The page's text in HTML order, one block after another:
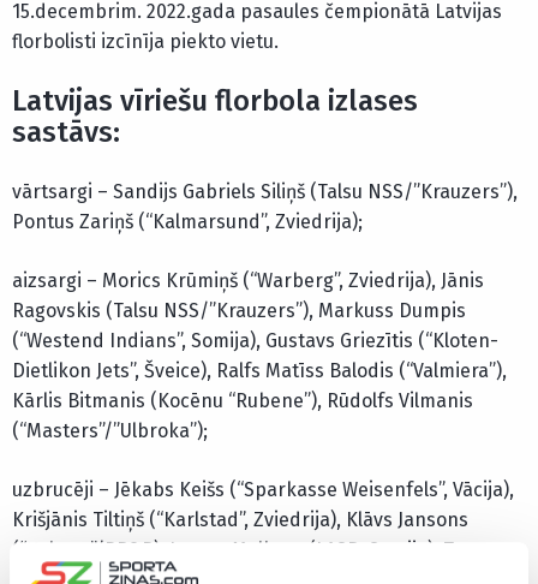
15.decembrim. 2022.gada pasaules čempionātā Latvijas
florbolisti izcīnīja piekto vietu.
Latvijas vīriešu florbola izlases
sastāvs:
vārtsargi – Sandijs Gabriels Siliņš (Talsu NSS/”Krauzers”),
Pontus Zariņš (“Kalmarsund”, Zviedrija);
aizsargi – Morics Krūmiņš (“Warberg”, Zviedrija), Jānis
Ragovskis (Talsu NSS/”Krauzers”), Markuss Dumpis
(“Westend Indians”, Somija), Gustavs Griezītis (“Kloten-
Dietlikon Jets”, Šveice), Ralfs Matīss Balodis (“Valmiera”),
Kārlis Bitmanis (Kocēnu “Rubene”), Rūdolfs Vilmanis
(“Masters”/”Ulbroka”);
uzbrucēji – Jēkabs Keišs (“Sparkasse Weisenfels”, Vācija),
Krišjānis Tiltiņš (“Karlstad”, Zviedrija), Klāvs Jansons
(“Ķekava”/RB&B), Jorens Malkavs (LASB, Somija), Toms